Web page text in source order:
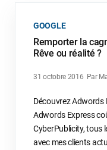
GOOGLE
Remporter la
Rêve ou réalité ?
31 octobre 2016 Par
Découvrez Adwords
Adwords Express
CyberPublicity, tous
avec mes clients